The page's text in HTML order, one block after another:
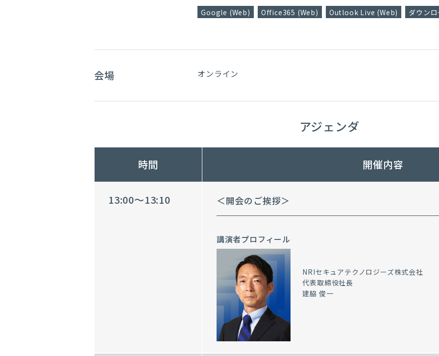
Google (Web) Office365 (Web) Outlook Live (Web) ダウン
会場 オンライン
アジェンダ
時間 開催内容
13:00～13:10 ＜開会のご挨拶＞
講演者プロフィール
NRIセキュアテクノロジーズ株式会社
代表取締役社長
建脇 俊一